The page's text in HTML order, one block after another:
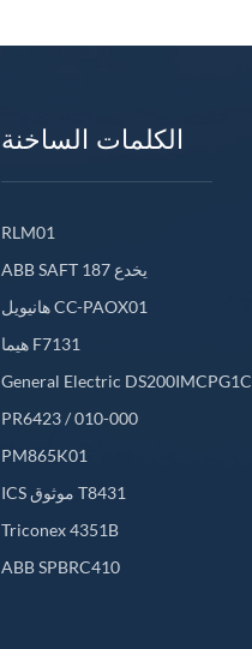
الكلمات الساخنة
RLM01
ABB SAFT 187 يخدع
هانيويل CC-PAOX01
هيما F7131
General Electric DS200IMCPG1C
PR6423 / 010-000
PM865K01
ICS موثوق T8431
Triconex 4351B
ABB SPBRC410